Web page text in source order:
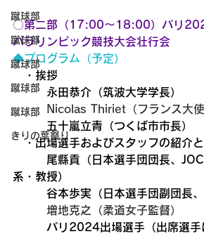
蹴球部
蹴球部
蹴球部
蹴球部
蹴球部
きりの葉祭り
〇第二部（17:00～18:00）パリ
パラリンピック競技大会壮行会
◆プログラム（予定）
・挨拶
永田恭介（筑波大学学長）
Nicolas Thiriet（フランス大使
五十嵐立青（つくば市市長）
・出場選手およびスタッフの紹介と
尾縣貢（日本選手団団長、JOC
系・教授）
谷本歩実（日本選手団副団長、
増地克之（柔道女子監督）
パリ2024出場選手（出席選手は